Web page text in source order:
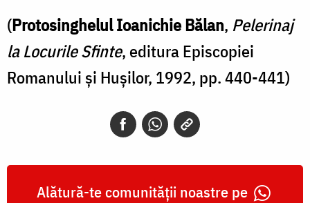
(Protosinghelul Ioanichie Bălan, Pelerinaj
la Locurile Sfinte, editura Episcopiei
Romanului şi Huşilor, 1992, pp. 440-441)
Alătură-te comunității noastre pe